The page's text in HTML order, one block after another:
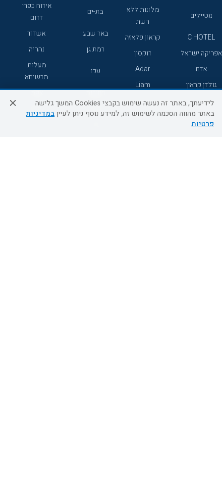
מטיילים
מלונות ללא
רשת
C HOTEL
קראון פלאזה
אפריקה ישראל
רוקסון
אדם
Adar
גולדן קראון
Liam
בת-ים
אירוח כפרי
דרום
באר שבע
אשדוד
רמת גן
נהריה
עכו
מעלות
תרשיחא
רחובות
צפת
חדרה
דרום
לידיעתך, באתר זה נעשה שימוש בקבצי Cookies המשך גלישה
באתר מהווה הסכמה לשימוש זה, למידע נוסף ניתן לעייןבמדיניות
פרטיות